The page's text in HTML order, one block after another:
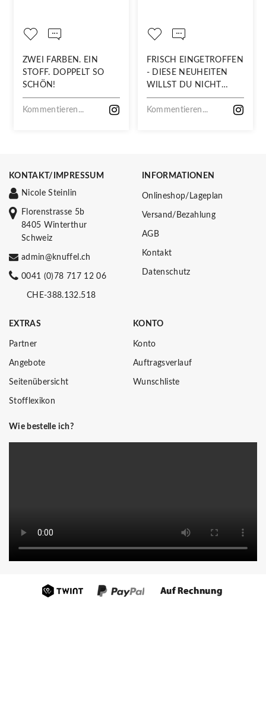
ZWEI FARBEN. EIN
STOFF. DOPPELT SO
SCHÖN!
Kommentieren...
FRISCH EINGETROFFEN
- DIESE NEUHEITEN
WILLST DU NICHT
VERPASSEN!
Kommentieren...
KONTAKT/IMPRESSUM
Nicole Steinlin
Florenstrasse 5b
8405 Winterthur
Schweiz
admin@knuffel.ch
0041 (0)78 717 12 06
CHE-388.132.518
INFORMATIONEN
Onlineshop/Lageplan
Versand/Bezahlung
AGB
Kontakt
Datenschutz
EXTRAS
Partner
Angebote
Seitenübersicht
Stofflexikon
KONTO
Konto
Auftragsverlauf
Wunschliste
Wie bestelle ich?